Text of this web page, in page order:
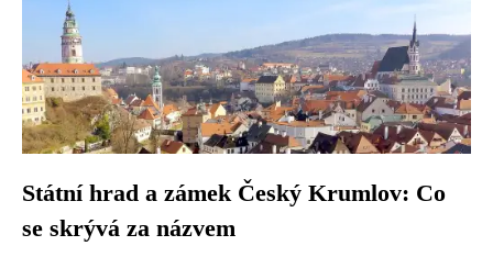
Státní hrad a zámek Český Krumlov: Co
se skrývá za názvem